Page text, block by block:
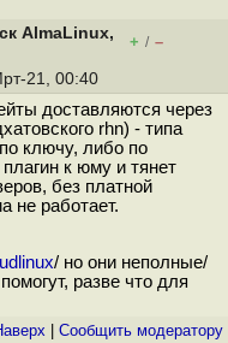
AlmaLinux,
+ / –
21, 00:40
доставляются через
rhn) - типа
ключу, либо по
к юму и тянет
без платной
не работает.
/ но они неполные/
разве что для
Cообщить модератору